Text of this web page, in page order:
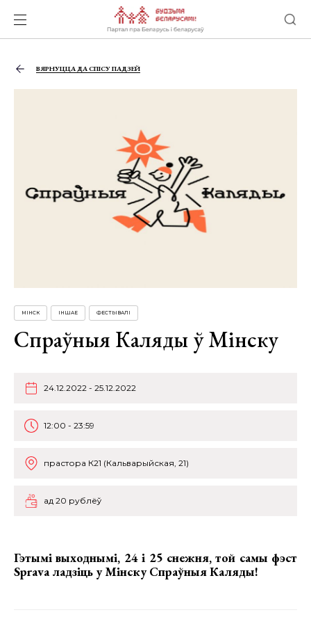
ВЯРНУЦЦА ДА СПІСУ ПАДЗЕЙ
МІНСК ІНШАЕ ФЕСТЫВАЛІ
Спраўныя Каляды ў Мінску
24.12.2022 - 25.12.2022
12:00 - 23:59
прастора К21 (Кальварыйская, 21)
ад 20 рублёў
Гэтымі выходнымі, 24 і 25 снежня, той самы фэст
Sprava ладзіць у МінскуСпраўныя Каляды!